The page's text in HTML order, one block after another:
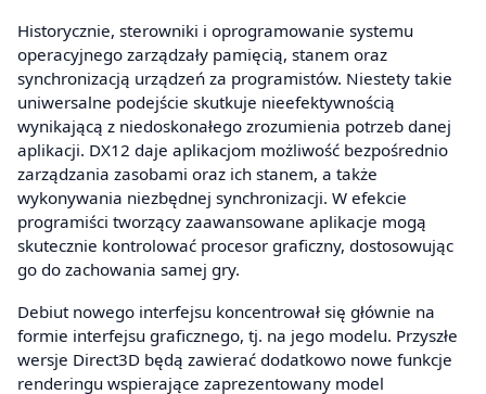
Historycznie, sterowniki i oprogramowanie systemu
operacyjnego zarządzały pamięcią, stanem oraz
synchronizacją urządzeń za programistów. Niestety takie
uniwersalne podejście skutkuje nieefektywnością
wynikającą z niedoskonałego zrozumienia potrzeb danej
aplikacji. DX12 daje aplikacjom możliwość bezpośrednio
zarządzania zasobami oraz ich stanem, a także
wykonywania niezbędnej synchronizacji. W efekcie
programiści tworzący zaawansowane aplikacje mogą
skutecznie kontrolować procesor graficzny, dostosowując
go do zachowania samej gry.
Debiut nowego interfejsu koncentrował się głównie na
formie interfejsu graficznego, tj. na jego modelu. Przyszłe
wersje Direct3D będą zawierać dodatkowo nowe funkcje
renderingu wspierające zaprezentowany model